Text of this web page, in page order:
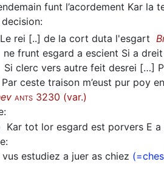
funt l’acordement Kar
:
Le rei [..] de la cort duta l'esgart
ne frunt esgard a escient Si a
Si clerc vers autre feit desrei […]
Par ceste traison m’eust pur poy
ANTS 3230 (var.)
:
Kar tot lor esgard est porvers E
:
vus estudiez a juer as chiez